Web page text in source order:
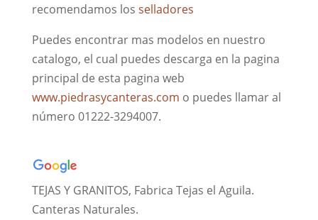
recomendamos los selladores
Puedes encontrar mas modelos en nuestro
catalogo, el cual puedes descarga en la pagina
principal de esta pagina web
www.piedrasycanteras.com o puedes llamar al
número 01222-3294007.
TEJAS Y GRANITOS, Fabrica Tejas el Aguila.
Canteras Naturales.